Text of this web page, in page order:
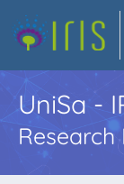
UniSa -